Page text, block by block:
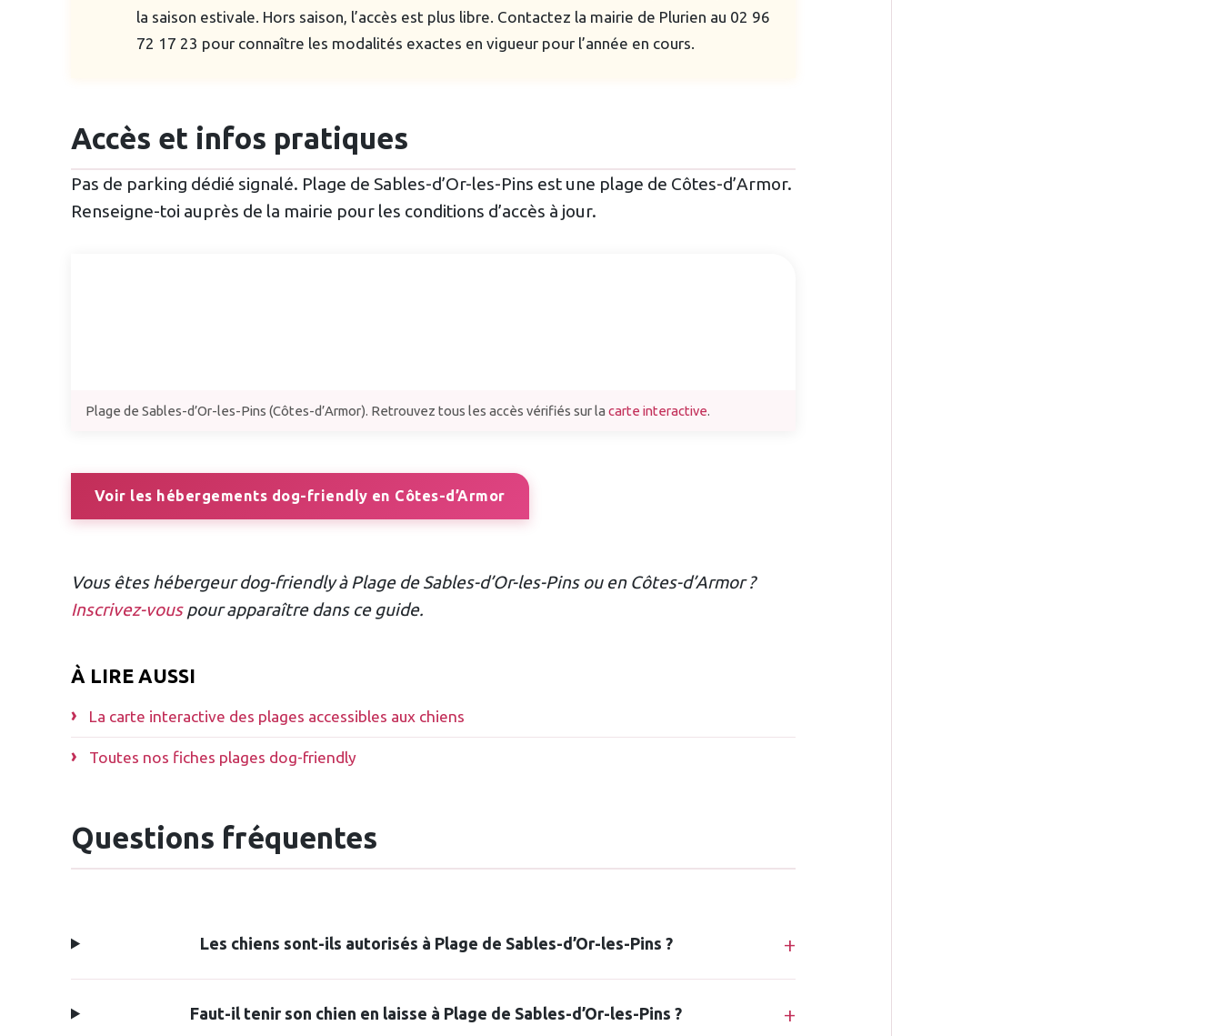
la saison estivale. Hors saison, l’accès est plus libre. Contactez la mairie de Plurien au 02 96
72 17 23 pour connaître les modalités exactes en vigueur pour l’année en cours.
Accès et infos pratiques
Pas de parking dédié signalé. Plage de Sables-d’Or-les-Pins est une plage de Côtes-d’Armor.
Renseigne-toi auprès de la mairie pour les conditions d’accès à jour.
Plage de Sables-d’Or-les-Pins (Côtes-d’Armor). Retrouvez tous les accès vérifiés sur la carte interactive.
Voir les hébergements dog-friendly en Côtes-d’Armor
Vous êtes hébergeur dog-friendly à Plage de Sables-d’Or-les-Pins ou en Côtes-d’Armor ?
Inscrivez-vouspour apparaître dans ce guide.
À LIRE AUSSI
La carte interactive des plages accessibles aux chiens
Toutes nos fiches plages dog-friendly
Questions fréquentes
Les chiens sont-ils autorisés à Plage de Sables-d’Or-les-Pins ?
Faut-il tenir son chien en laisse à Plage de Sables-d’Or-les-Pins ?